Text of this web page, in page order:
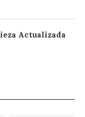
Actualizada